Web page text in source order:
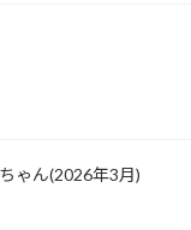
ゃん(2026年3月)